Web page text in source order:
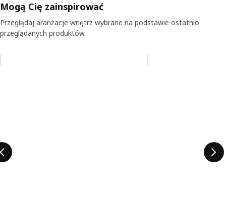
Mogą Cię zainspirować
Przeglądaj aranżacje wnętrz wybrane na podstawie ostatnio
przeglądanych produktów.